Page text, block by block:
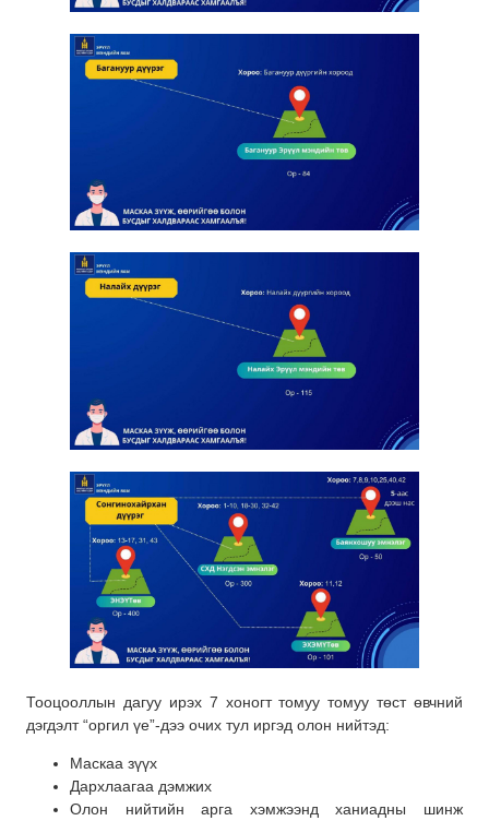
Тооцооллын дагуу ирэх 7 хоногт томуу томуу төст өвчний
дэгдэлт “оргил үе”-дээ очих тул иргэд олон нийтэд:
Маскаа зүүх
Дархлаагаа дэмжих
Олон нийтийн арга хэмжээнд ханиадны шинж